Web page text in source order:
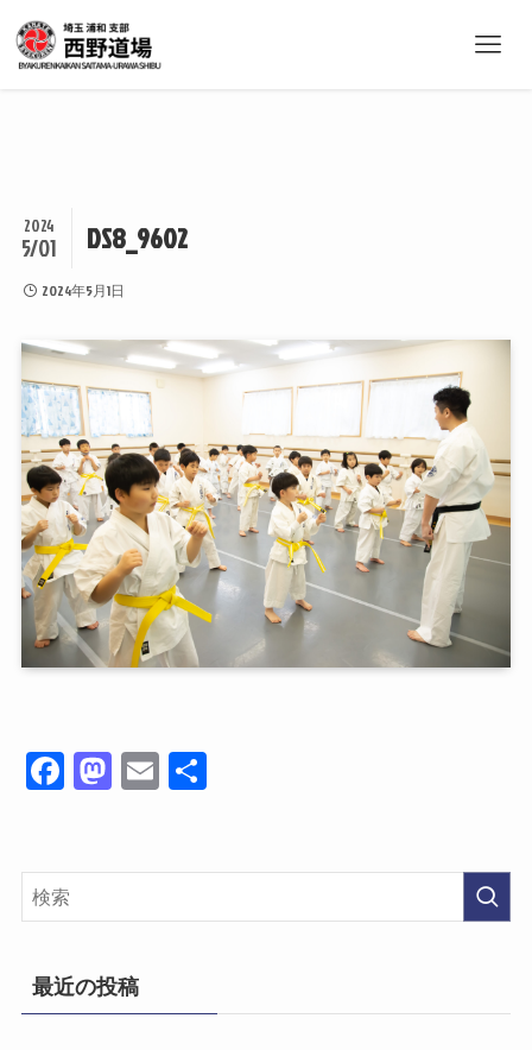
DS8_9602
2024
5/01
2024年5月1日
Fa
ce
ok
M
as
do
n
E
m
共
最近の投稿